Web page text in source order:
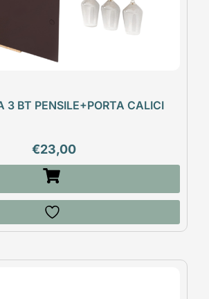
3 BT PENSILE+PORTA CALICI
€23,00